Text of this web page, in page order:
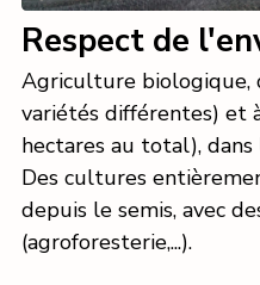
Respect de
Agriculture biologique,
variétés différentes) et
hectares au total),
Des cultures
depuis le semis, avec
(agroforesterie,...).